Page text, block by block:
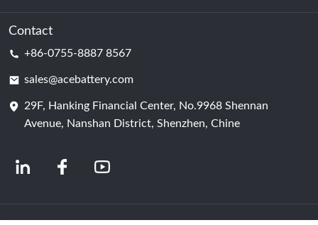
Centre de données et salle des serveurs
Cellule de batterie
Nouvelles
Contact
+86-0755-8887 8567
sales@acebattery.com
29F, Hanking Financial Center, No.9968 Shennan
Avenue, Nanshan District, Shenzhen, Chine